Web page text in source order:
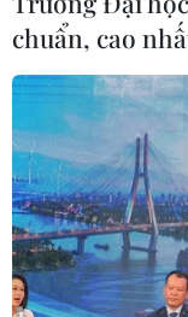
chuẩn, cao